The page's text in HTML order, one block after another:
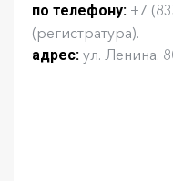
по телефону: +7
(регистратура).
адрес: ул. Ленина.